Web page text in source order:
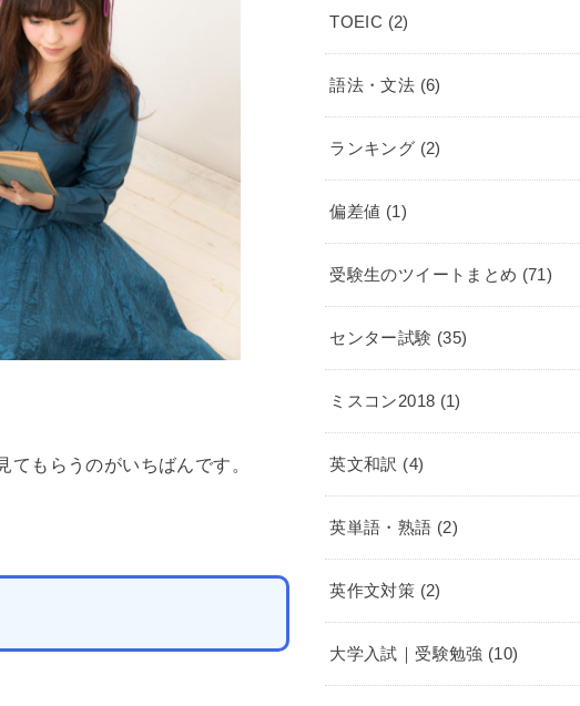
もらうのがいちばんです。
TOEIC (2)
語法・文法 (6)
ランキング (2)
偏差値 (1)
受験生のツイートまとめ (71)
センター試験 (35)
ミスコン2018 (1)
英文和訳 (4)
英単語・熟語 (2)
英作文対策 (2)
大学入試｜受験勉強 (10)